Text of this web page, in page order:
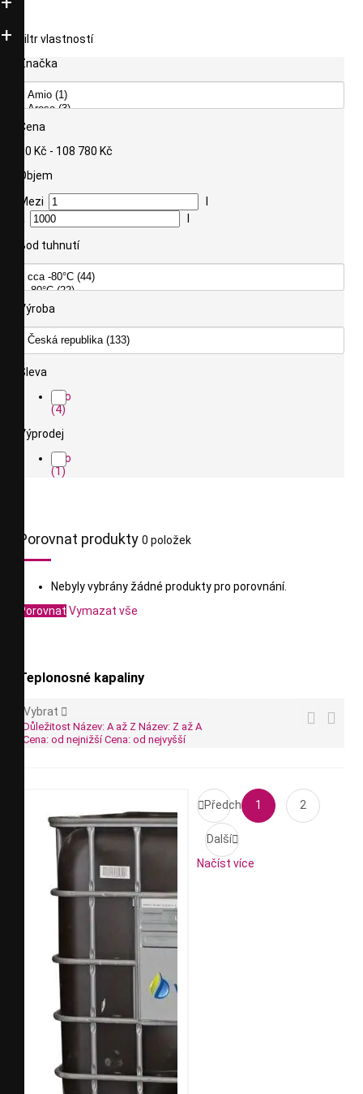
Filtr vlastností
Značka
Cena
10 Kč - 108 780 Kč
Objem
Mezi
Bod tuhnutí
Výroba
Sleva
Ano
(4)
Výprodej
Ano
(1)
Porovnat produkty 0 položek
Nebyly vybrány žádné produkty pro porovnání.
Porovnat Vymazat vše
Teplonosné kapaliny
 
Vybrat 
Důležitost Název: A až Z Název: Z až A
Cena: od nejnižšíCena: od nejvyšší
Předchozí1 2
Další
Načíst více